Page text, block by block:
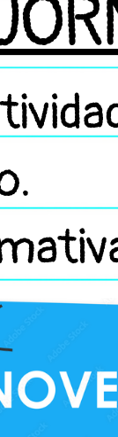
DAYS :
PLUS
2025
PRIMARIA
PROYECTO DE
FIESTA DE LA
FIESTA DE LA